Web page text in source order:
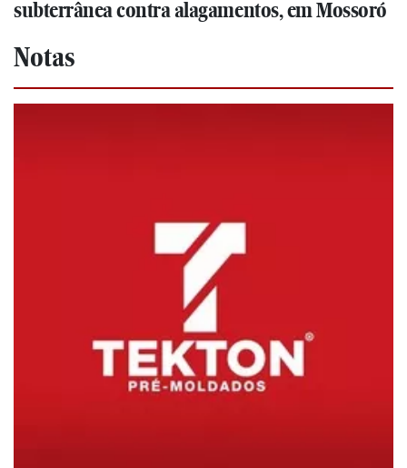
subterrânea contra alagamentos, em Mossoró
Notas